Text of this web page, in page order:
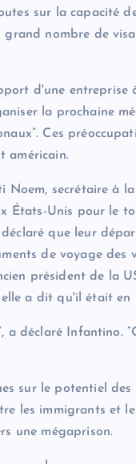
sur la capacité
nombre de
d'une
la prochaine
Ces
américain.
Noem, secrétaire à
États-Unis pour le
que leur
de voyage des
président de la
a dit qu'il était
a déclaré
sur le potentiel
les immigrants et
une mégaprison.